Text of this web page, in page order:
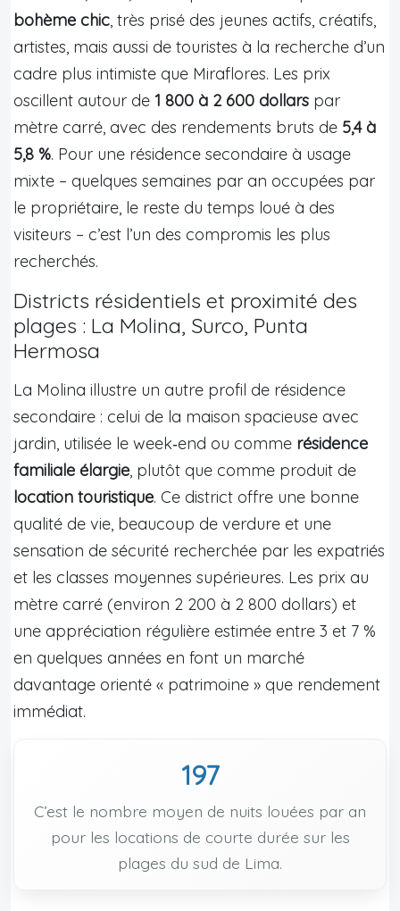
bohème chic, très prisé des jeunes actifs, créatifs,
artistes, mais aussi de touristes à la recherche d’un
cadre plus intimiste que Miraflores. Les prix
oscillent autour de 1 800 à 2 600 dollars par
mètre carré, avec des rendements bruts de 5,4 à
5,8 %. Pour une résidence secondaire à usage
mixte – quelques semaines par an occupées par
le propriétaire, le reste du temps loué à des
visiteurs – c’est l’un des compromis les plus
recherchés.
Districts résidentiels et proximité des
plages : La Molina, Surco, Punta
Hermosa
La Molina illustre un autre profil de résidence
secondaire : celui de la maison spacieuse avec
jardin, utilisée le week‑end ou comme résidence
familiale élargie, plutôt que comme produit de
location touristique. Ce district offre une bonne
qualité de vie, beaucoup de verdure et une
sensation de sécurité recherchée par les expatriés
et les classes moyennes supérieures. Les prix au
mètre carré (environ 2 200 à 2 800 dollars) et
une appréciation régulière estimée entre 3 et 7 %
en quelques années en font un marché
davantage orienté « patrimoine » que rendement
immédiat.
197
C’est le nombre moyen de nuits louées par an
pour les locations de courte durée sur les
plages du sud de Lima.